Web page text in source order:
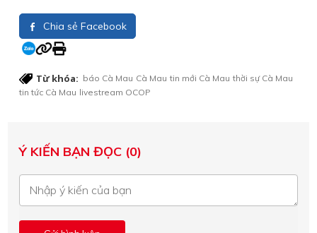
Chia sẻ Facebook
Từ khóa: báo Cà Mau Cà Mau tin mới Cà Mau thời sự Cà Mau
tin tức Cà Mau livestream OCOP
Ý KIẾN BẠN ĐỌC (0)